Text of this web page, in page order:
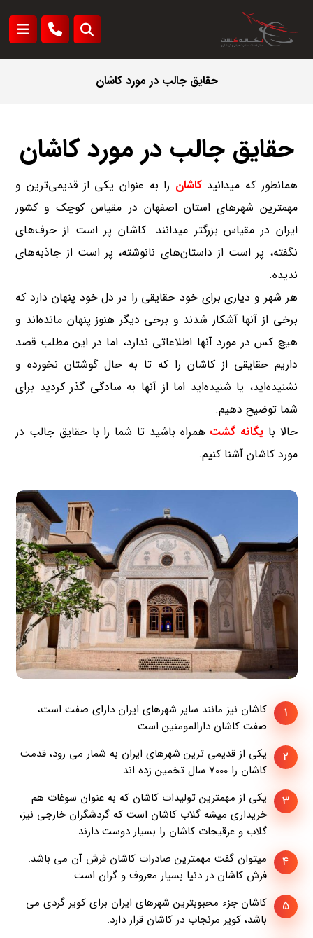
حقایق جالب در مورد کاشان
حقایق جالب در مورد کاشان
همانطور که میدانیدکاشان را به عنوان یکی از قدیمی‌ترین و
مهمترین شهرهای استان اصفهان در مقیاس کوچک و کشور
ایران در مقیاس بزرگتر میدانند. کاشان پر است از حرف‌های
نگفته، پر است از داستان‌های نانوشته، پر است از جاذبه‌های
ندیده.
هر شهر و دیاری برای خود حقایقی را در دل خود پنهان دارد که
برخی از آنها آشکار شدند و برخی دیگر هنوز پنهان مانده‌اند و
هیچ کس در مورد آنها اطلاعاتی ندارد، اما در این مطلب قصد
داریم حقایقی از کاشان را که تا به حال گوشتان نخورده و
نشنیده‌اید، یا شنیده‌اید اما از آنها به سادگی گذر کردید برای
شما توضیح دهیم.
حالا با یگانه گشت همراه باشید تا شما را با حقایق جالب در
مورد کاشان آشنا کنیم.
1
کاشان نیز مانند سایر شهرهای ایران دارای صفت است،
صفت کاشان دارالمومنین است
2
یکی از قدیمی ترین شهرهای ایران به شمار می رود، قدمت
کاشان را 7000 سال تخمین زده اند
3
یکی از مهمترین تولیدات کاشان که به عنوان سوغات هم
خریداری میشه گلاب کاشان است که گردشگران خارجی نیز،
گلاب و عرقیجات کاشان را بسیار دوست دارند.
4
میتوان گفت مهمترین صادرات کاشان فرش آن می باشد.
فرش کاشان در دنیا بسیار معروف و گران است.
5
کاشان جزء محبوبترین شهرهای ایران برای کویر گردی می
باشد، کویر مرنجاب در کاشان قرار دارد.